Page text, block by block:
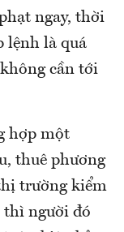
ngay, thời
lệnh là quá
cần tới
hợp một
thuê phương
trường kiểm
thì người đó